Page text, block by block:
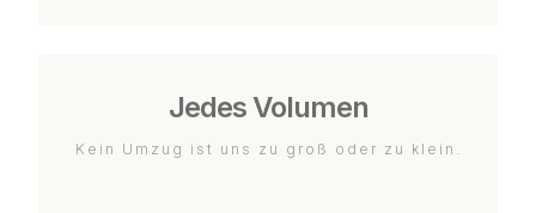
Jedes Volumen
Kein Umzug ist uns zu groß oder zu klein.